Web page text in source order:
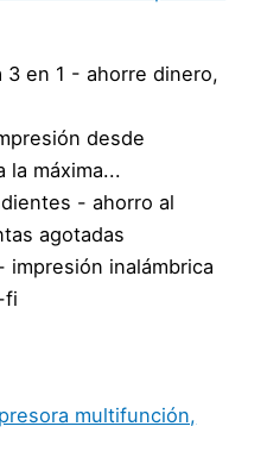
3 en 1 - ahorre dinero,
desde
la máxima...
- ahorro al
agotadas
inalámbrica
fi